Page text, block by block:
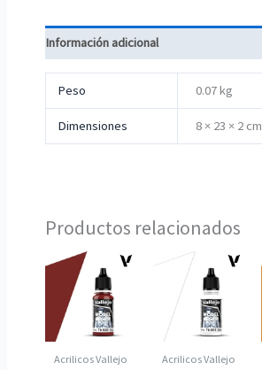
Información adicional
Peso 0.07 kg
Dimensiones 8 × 23 × 2 cm
Productos relacionados
Acrilicos Vallejo Acrilicos Vallejo